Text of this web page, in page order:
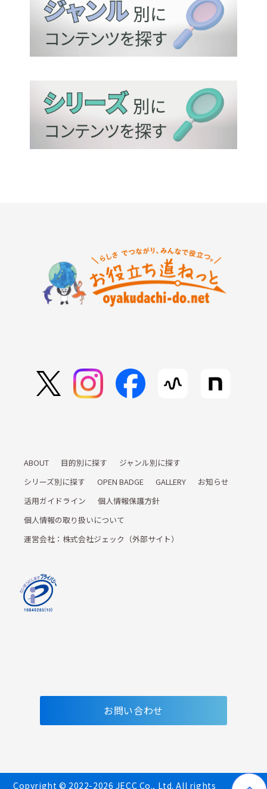
ABOUT 目的別に探す
ジャンル別に探す
シリーズ別に探す
OPEN BADGE GALLERY
お知らせ
活用ガイドライン
個人情報保護方針
個人情報の取り扱いについて
運営会社：株式会社ジェック（外部サイト）
お問い合わせ
Copyright © 2022-2026 JECC Co., Ltd. All rights